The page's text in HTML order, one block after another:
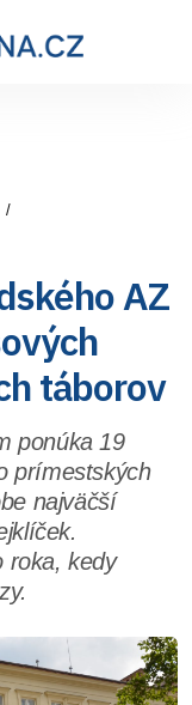
AZ
táborov
ponúka 19
prímestských
najväčší
roka, kedy